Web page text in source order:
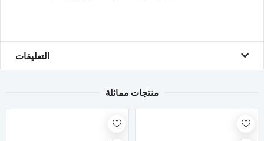
التعليقات
منتجات مماثلة